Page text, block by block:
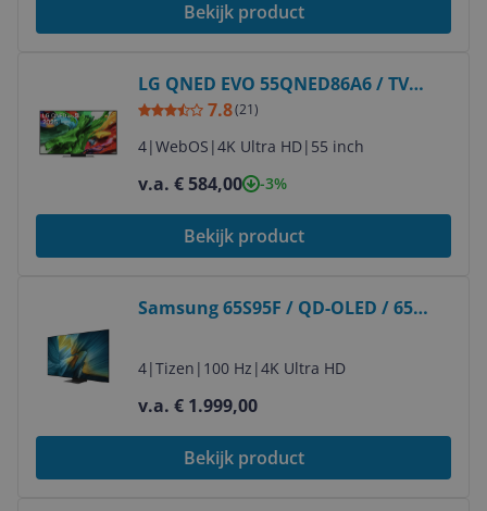
Bekijk product
LG QNED EVO 55QNED86A6 / TV
screen / 55 inch / 2025
7.8(21)
4|WebOS |4K Ultra HD| 55 inch
v.a. € 584,00 -3%
Bekijk product
Samsung 65S95F / QD-OLED / 65
4|Tizen | 100 Hz |4K Ultra HD
v.a. € 1.999,00
Bekijk product